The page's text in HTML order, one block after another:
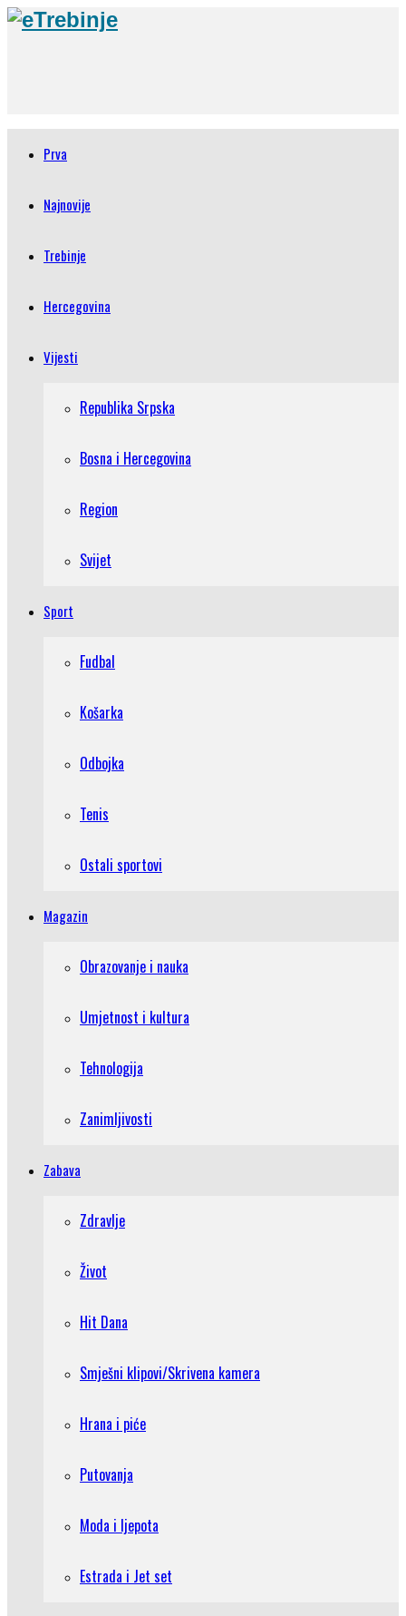
Prva
Najnovije
Trebinje
Hercegovina
Vijesti
Republika Srpska
Bosna i Hercegovina
Region
Svijet
Sport
Fudbal
Košarka
Odbojka
Tenis
Ostali sportovi
Magazin
Obrazovanje i nauka
Umjetnost i kultura
Tehnologija
Zanimljivosti
Zabava
Zdravlje
Život
Hit Dana
Smješni klipovi/Skrivena kamera
Hrana i piće
Putovanja
Moda i ljepota
Estrada i Jet set